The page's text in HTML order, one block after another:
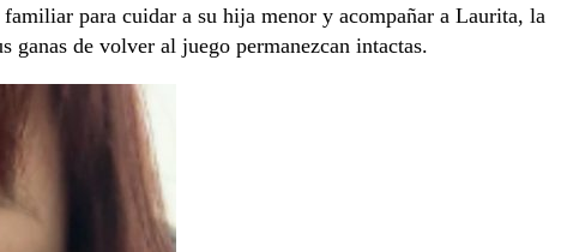
para cuidar a su hija menor y acompañar a Laurita, la
ganas de volver al juego permanezcan intactas.